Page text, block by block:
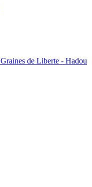
Graines de Liberte - Hadou